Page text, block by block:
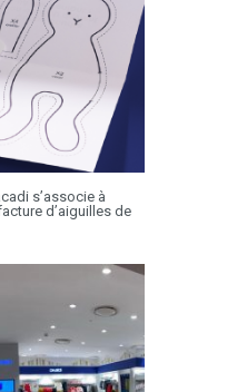
s’associe à
d’aiguilles de